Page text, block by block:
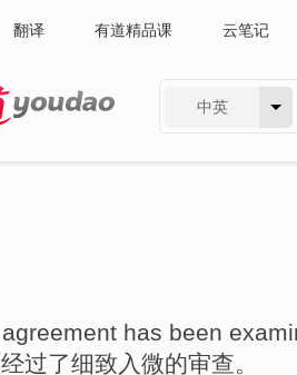
翻译 有道精品课 云笔记
中英
agreement has been
经过了细致入微的审查。